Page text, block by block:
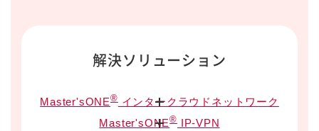
解決ソリューション
Master'sONE®インタークラウドネットワーク
Master'sONE® IP-VPN